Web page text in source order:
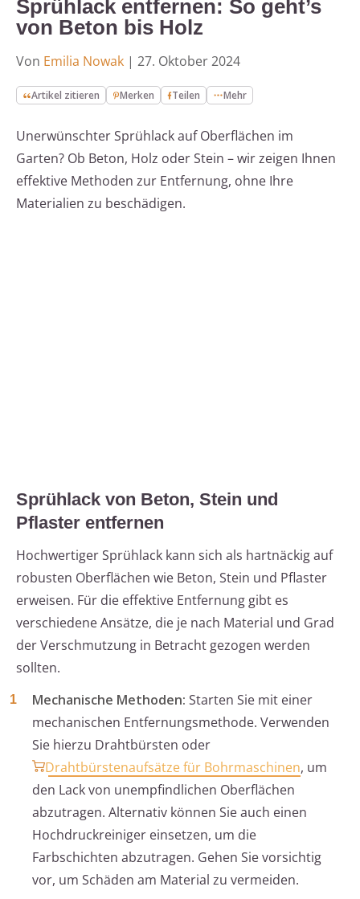
Sprühlack entfernen: So geht’s
von Beton bis Holz
Von Emilia Nowak | 27. Oktober 2024
Artikel zitieren Merken Teilen Mehr
Unerwünschter Sprühlack auf Oberflächen im
Garten? Ob Beton, Holz oder Stein – wir zeigen Ihnen
effektive Methoden zur Entfernung, ohne Ihre
Materialien zu beschädigen.
Sprühlack von Beton, Stein und
Pflaster entfernen
Hochwertiger Sprühlack kann sich als hartnäckig auf
robusten Oberflächen wie Beton, Stein und Pflaster
erweisen. Für die effektive Entfernung gibt es
verschiedene Ansätze, die je nach Material und Grad
der Verschmutzung in Betracht gezogen werden
sollten.
Mechanische Methoden: Starten Sie mit einer
mechanischen Entfernungsmethode. Verwenden
Sie hierzu Drahtbürsten oder
Drahtbürstenaufsätze für Bohrmaschinen, um
den Lack von unempfindlichen Oberflächen
abzutragen. Alternativ können Sie auch einen
Hochdruckreiniger einsetzen, um die
Farbschichten abzutragen. Gehen Sie vorsichtig
vor, um Schäden am Material zu vermeiden.